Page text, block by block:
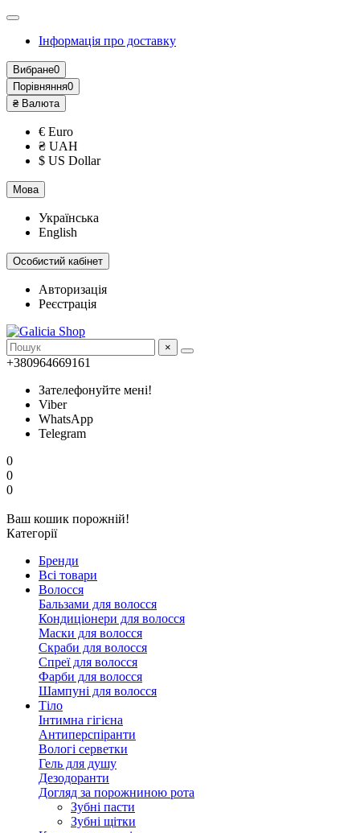
Інформація про доставку
Вибране0
Порівняння0
₴ Валюта
€ Euro
₴ UAH
$ US Dollar
Мова
Українська
English
Особистий кабінет
Авторизація
Реєстрація
×
+380964669161
Зателефонуйте мені!
Viber
WhatsApp
Telegram
0
0
0
Ваш кошик порожній!
Категорії
Бренди
Всі товари
Волосся
Бальзами для волосся
Кондиціонери для волосся
Маски для волосся
Скраби для волосся
Спреї для волосся
Фарби для волосся
Шампуні для волосся
Тіло
Інтимна гігієна
Антиперспіранти
Вологі серветки
Гель для душу
Дезодоранти
Догляд за порожниною рота
Зубні пасти
Зубні щітки